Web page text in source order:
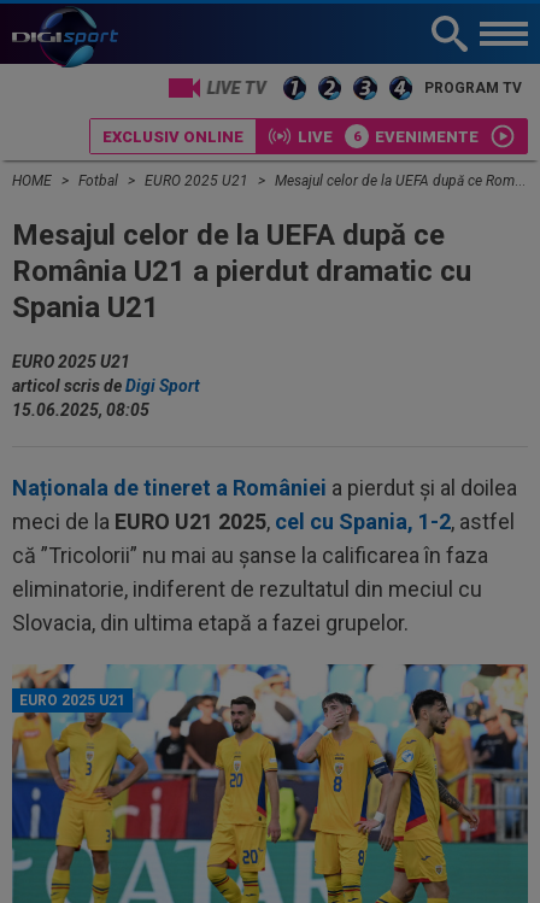
LIVE TV PROGRAM TV
EXCLUSIV ONLINE LIVE EVENIMENTE
HOME Fotbal EURO 2025 U21 Mesajul celor de la UEFA după ce România U21 a pierdut dramatic cu Spania U21
Mesajul celor de la UEFA după ce
România U21 a pierdut dramatic cu
Spania U21
EURO 2025 U21
articol scris deDigi Sport
15.06.2025, 08:05
Naționala de tineret a României a pierdut și al doilea
meci de la EURO U21 2025, cel cu Spania, 1-2, astfel
că ”Tricolorii” nu mai au șanse la calificarea în faza
eliminatorie, indiferent de rezultatul din meciul cu
Slovacia, din ultima etapă a fazei grupelor.
EURO 2025 U21